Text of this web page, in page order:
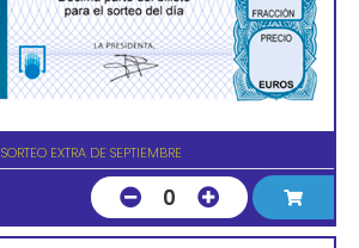
SORTEO EXTRA DE SEPTIEMBRE
0